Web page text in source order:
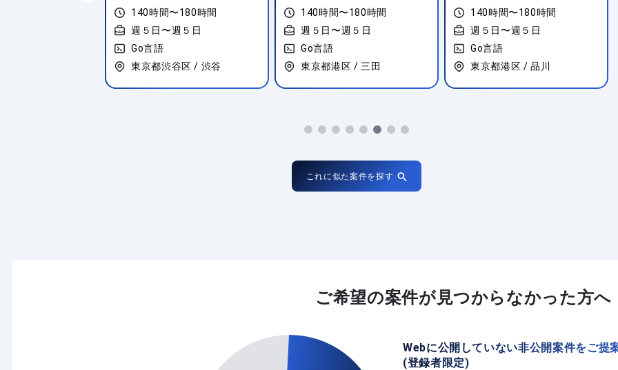
140時間〜180時間
週５日〜週５日
Go言語
東京都渋谷区 / 渋谷
140時間〜180時間
週５日〜週５日
Go言語
東京都港区 / 三田
140時間〜180時間
週５日〜週５日
Go言語
東京都港区 / 品川
これに似た案件を探す
ご希望の案件が見つからなかった方へ
Webに公開していない非公開案件をご提
(登録者限定)